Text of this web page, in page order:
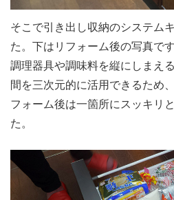
そこで引き出し収納のシステム
た。下はリフォーム後の写真です
調理器具や調味料を縦にしまえ
間を三次元的に活用できるため
フォーム後は一箇所にスッキリ
た。